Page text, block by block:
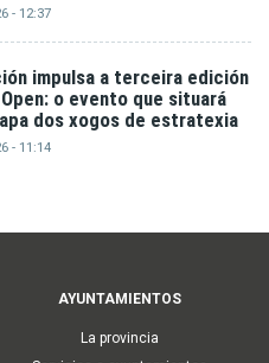
- 12:37
impulsa a terceira edición
o evento que situará
dos xogos de estratexia
- 11:14
AYUNTAMIENTOS
La provincia